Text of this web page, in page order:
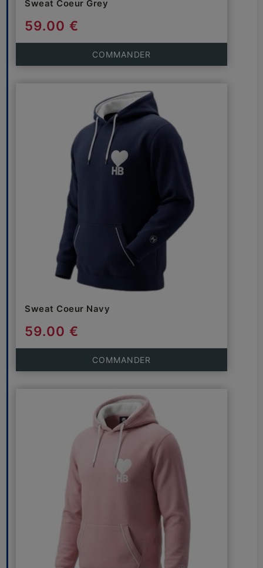
Sweat Coeur Grey
59.00 €
COMMANDER
Sweat Coeur Navy
59.00 €
COMMANDER